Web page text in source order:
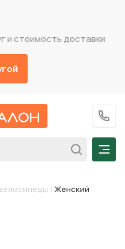
и стоимость доставки
главную
+7
/ Женский